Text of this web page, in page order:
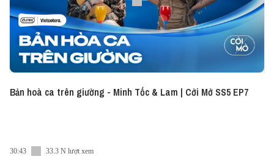
- VN:https://www.linkedin.com/showcase/vietcetera-vn
- EN:https://www.linkedin.com/company/vietcetera/
● Tiktok:https://www.tiktok.com/@vietceteraadvice
● Twitter:https://twitter.com/vietcetera
#CoiMo #Vietcetera #Vietcetera_Podcast
Bản hoà ca trên giường - Minh Tốc & Lam | Cởi Mở SS5 EP7
30:43 33.3 N lượt xem